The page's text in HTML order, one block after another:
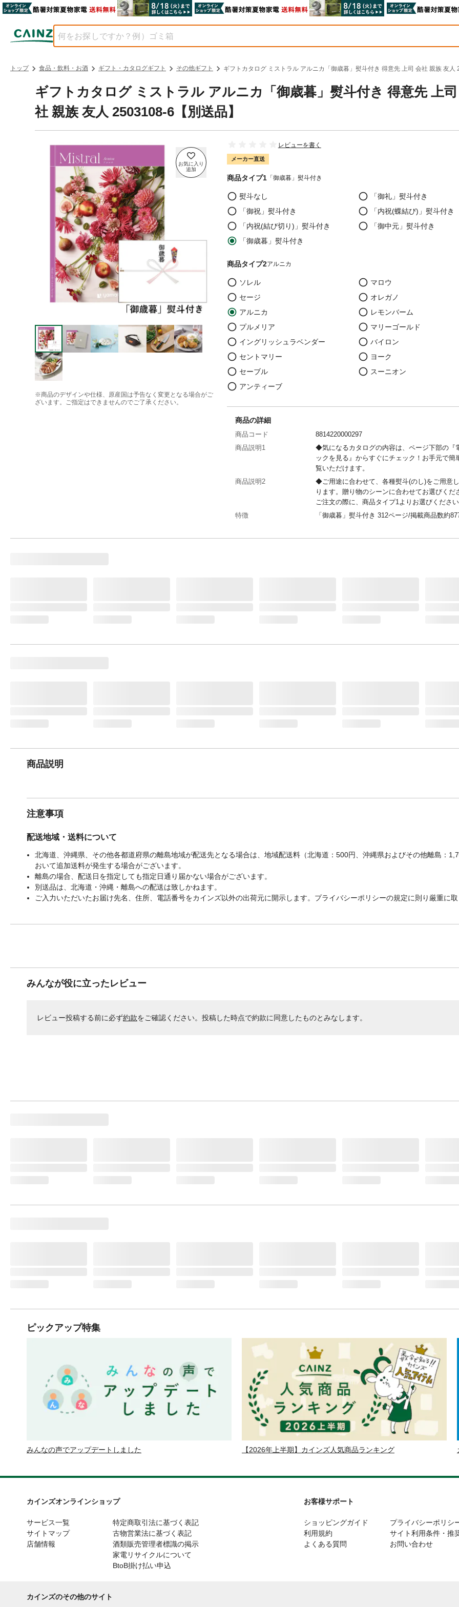
トップ 食品・飲料・お酒 ギフト・カタログギフト その他ギフト ギフトカタログ ミストラル アルニカ「御歳暮」熨斗付き 得意先 上司 会社 親族 友人
ギフトカタログ ミストラル アルニカ「御歳暮」熨斗付き 得意先 上
社 親族 友人 2503108-6【別送品】
※商品のデザインや仕様、原産国は予告なく変更となる場合がご
ざいます。ご指定はできませんのでご了承ください。
レビューを書く
メーカー直送
商品タイプ1「御歳暮」熨斗付き
熨斗なし
「御礼」熨斗付き
「御祝」熨斗付き
「内祝(蝶結び)」熨斗付き
「内祝(結び切り)」熨斗付き
「御中元」熨斗付き
「御歳暮」熨斗付き
商品タイプ2アルニカ
ソレル
マロウ
セージ
オレガノ
アルニカ
レモンバーム
プルメリア
マリーゴールド
イングリッシュラベンダー
バイロン
セントマリー
ヨーク
セーブル
スーニオン
アンティーブ
商品の詳細
商品コード
8814220000297
商品説明1
◆気になるカタログの内容は、ページ下部の『
ックを見る』からすぐにチェック！お手元で簡
覧いただけます。
商品説明2
◆ご用途に合わせて、各種熨斗(のし)をご用意
ります。贈り物のシーンに合わせてお選びくだ
ご注文の際に、商品タイプ1よりお選びください
特徴
「御歳暮」熨斗付き 312ページ/掲載商品数約
た掲載商品や誌面等はリニューアルにより変動
商品説明
注意事項
配送地域・送料について
北海道、沖縄県、その他各都道府県の離島地域が配送先となる場合は、地域配送料（北海道：500円、沖縄県およびその他離島：
おいて追加送料が発生する場合がございます。
離島の場合、配送日を指定しても指定日通り届かない場合がございます。
別送品は、北海道・沖縄・離島への配送は致しかねます。
ご入力いただいたお届け先名、住所、電話番号をカインズ以外の出荷元に開示します。プライバシーポリシーの規定に則り厳重に取
みんなが役に立ったレビュー
レビュー投稿する前に必ず約款をご確認ください。投稿した時点で約款に同意したものとみなします。
ピックアップ特集
みんなの声でアップデートしました 【2026年上半期】カインズ人気商品ランキング
カインズオンラインショップ
サービス一覧
サイトマップ
店舗情報
特定商取引法に基づく表記
古物営業法に基づく表記
酒類販売管理者標識の掲示
家電リサイクルについて
BtoB掛け払い申込
お客様サポート
ショッピングガイド
利用規約
よくある質問
プライバシーポリシ
サイト利用条件・推
お問い合わせ
カインズのその他のサイト